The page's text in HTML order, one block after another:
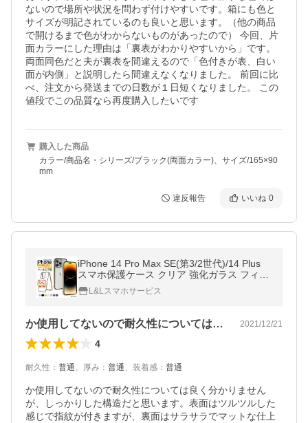
ないので場所や状況を問わず付けやすいです。箱にも色と
サイズが明記されているのも良いと思います。（他の商品
で開けるまで色がわからないものがあったので） 今回、片
面カラーにした理由は「裏表がわかりやすいから」です。
両面同色だと夫が裏表を間違えるので「色付きが表、白い
面が内側」と説明したら間違えなくなりました。 前回に比
べ、注文から発送までの日数が１日短くなりました。 この
値段でこの品質なら再度購入したいです
購入した商品
カラー/商品名・シリーズ/ブラック(両面カラー)、サイズ/165×90
mm
違反報告 いいね 0
iPhone 14 Pro Max SE(第3/2世代)/14 Plus
スマホ保護ケース クリア 強化ガラス フィル
ム不要 軽量 薄型 360°全面保護指紋防止
L&Lスマホサービス
か使用してないので耐久性については良く… 2021/12/21
4
耐久性 ： 普通、 厚み ： 普通、 装着感 ： 普通
か使用してないので耐久性については良く分かりません
が、しっかりした構造だと思います。表面はツルツルした
感じで指紋が付きますが、裏面はサラサラでマットな仕上